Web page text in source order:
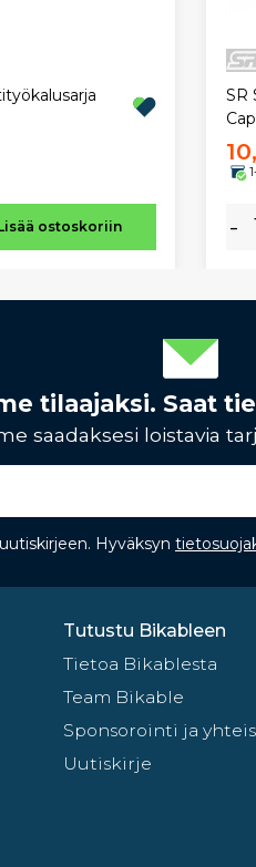
ostoskoriin
SR
Cap
-
tilaajaksi. Saat
saadaksesi loistavia
Hyväksyn
Tutustu Bikableen
Tietoa Bikablesta
Team Bikable
Sponsorointi ja
Uutiskirje